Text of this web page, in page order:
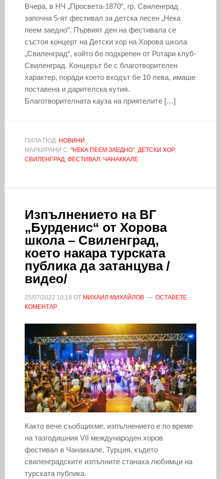
Вчера, в НЧ „Просвета-1870“, гр. Свиленград
започна 5-ят фестивал за детска песен „Нека
пеем заедно“. Първият ден на фестивала се
състоя концерт на Детски хор на Хорова школа
„Свиленград“, който бе подкрепен от Ротари клуб-
Свиленград. Концерът бе с благотворителен
характер, поради което входът бе 10 лева, имаше
поставена и дарителска кутия.
Благотворителната кауза на приятелите […]
ПИЛА ПОД: НОВИНИ
МАРКИРАНИ С: "НЕКА ПЕЕМ ЗАЕДНО", ДЕТСКИ ХОР,
СВИЛЕНГРАД, ФЕСТИВАЛ , ЧАНАККАЛЕ
Изпълнението на ВГ
„Бурденис“ от Хорова
школа – Свиленград,
което накара турската
публика да затанцува /
видео/
25/07/2022 10:18 ОТ МИХАИЛ МИХАЙЛОВ
ОСТАВЕТЕ
КОМЕНТАР
Както вече съобщихме, изпълнението е по време
на тазгодишния VII международен хоров
фестивал в Чанаккале, Турция, където
свиленградските изпълните станаха любимци на
турската публика.